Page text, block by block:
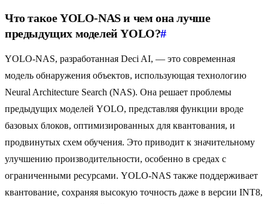
Что такое YOLO-NAS и чем она лучше
предыдущих моделей YOLO?#
YOLO-NAS, разработанная Deci AI, — это современная
модель обнаружения объектов, использующая технологию
Neural Architecture Search (NAS). Она решает проблемы
предыдущих моделей YOLO, представляя функции вроде
базовых блоков, оптимизированных для квантования, и
продвинутых схем обучения. Это приводит к значительному
улучшению производительности, особенно в средах с
ограниченными ресурсами. YOLO-NAS также поддерживает
квантование, сохраняя высокую точность даже в версии INT8,